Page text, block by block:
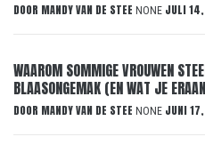
DOOR MANDY VAN DE STEE NONE JULI
WAAROM SOMMIGE VROUWEN
BLAASONGEMAK (EN WAT JE
DOOR MANDY VAN DE STEE NONE JUNI